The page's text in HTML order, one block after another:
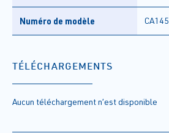
Numéro de modèle CA145
TÉLÉCHARGEMENTS
Aucun téléchargement n’est disponible